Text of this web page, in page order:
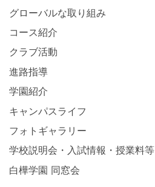
グローバルな取り組み
コース紹介
クラブ活動
進路指導
学園紹介
キャンパスライフ
フォトギャラリー
学校説明会・入試情報・授業料等
白樺学園 同窓会